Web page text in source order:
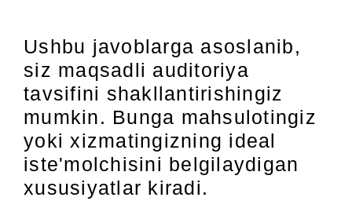
Ushbu javoblarga asoslanib,
siz maqsadli auditoriya
tavsifini shakllantirishingiz
mumkin. Bunga mahsulotingiz
yoki xizmatingizning ideal
iste'molchisini belgilaydigan
xususiyatlar kiradi.